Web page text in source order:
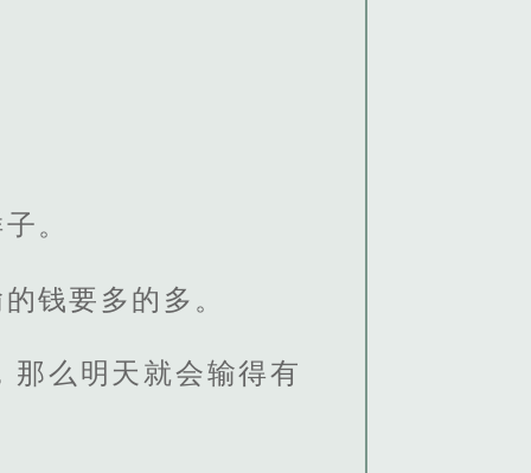
。
钱要多的多。
那么明天就会输得有